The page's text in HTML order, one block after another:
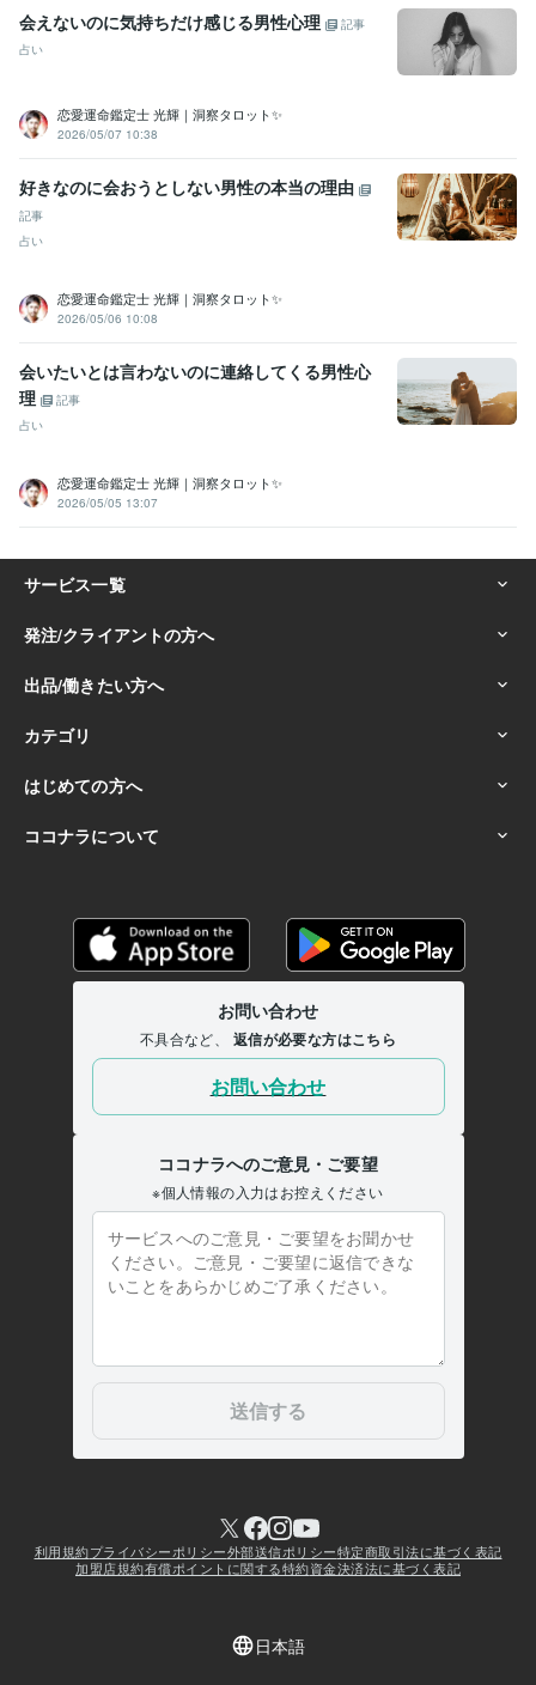
会えないのに気持ちだけ感じる男性心理
記事
占い
恋愛運命鑑定士 光輝｜洞察タロット✨️
2026/05/07 10:38
好きなのに会おうとしない男性の本当の理由
記事
占い
恋愛運命鑑定士 光輝｜洞察タロット✨️
2026/05/06 10:08
会いたいとは言わないのに連絡してくる男性心
理
記事
占い
恋愛運命鑑定士 光輝｜洞察タロット✨️
2026/05/05 13:07